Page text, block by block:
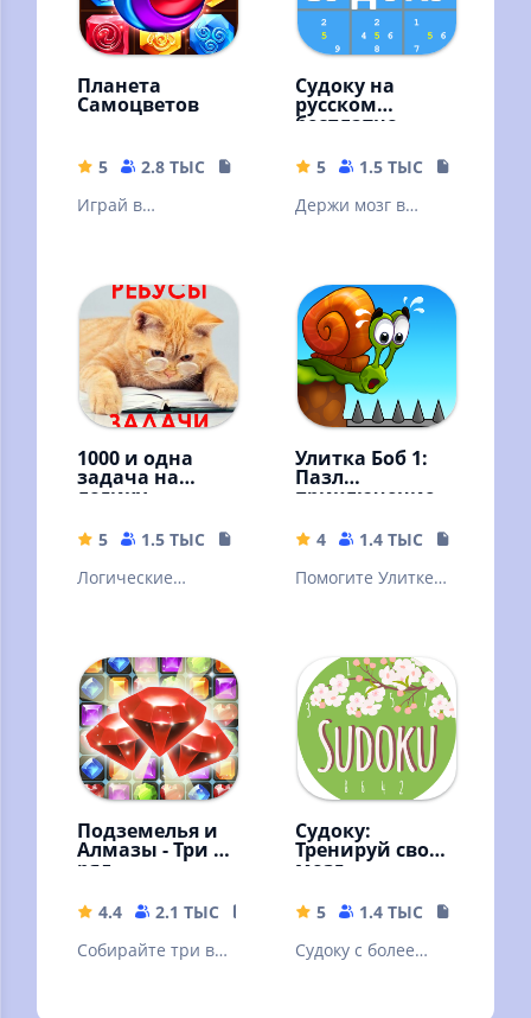
Планета
Самоцветов
5 2.8 ТЫС
146.32 MB
Играй в
наслаждайся
забавными
историями.
Судоку на
русском
бесплатно
5 1.5 ТЫС
Держи мозг в
легкие! Судоку -
классический
1000 и одна
задача на
логику.
е задачи
5 1.5 ТЫС
31.14 MB
Логические
думает, мысли
радуются !
Улитка Боб 1:
Пазл
приключение
4 1.4 ТЫС
Помогите Улитке
приключения с
головоломками!
Подземелья и
Алмазы - Три в
ряд
4.4 2.1 ТЫС
26.5 MB
Собирайте три в
Судоку:
Тренируй свой
мозг
5 1.4 ТЫС
Судоку с более